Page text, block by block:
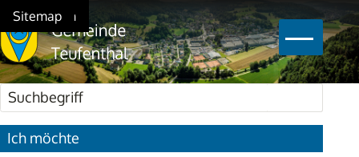
Navigieren in Teufenthal
Schnellnavigation
Home
Navigation
Inhalt
Suche
Sitemap
Suchbegriff
Ich möchte